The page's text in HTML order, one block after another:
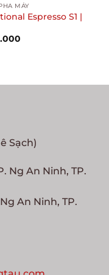
MÁY
Espresso S1 |
Sạch)
Ng An Ninh, TP.
An Ninh, TP.